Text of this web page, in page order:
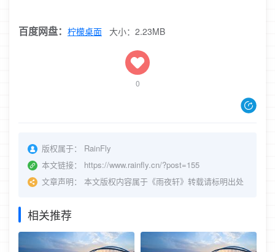
百度网盘： 柠檬桌面 大小：2.23MB
0
版权属于：
RainFly
本文链接：
https://www.rainfly.cn/?post=155
文章声明：
本文版权内容属于《雨夜轩》转载请标明出处
相关推荐